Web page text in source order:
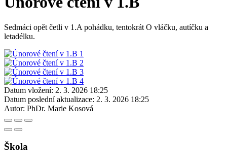
Sedmáci opět četli v 1.A pohádku, tentokrát O vláčku, autíčku a
letadélku.
Datum vložení: 2. 3. 2026 18:25
Datum poslední aktualizace: 2. 3. 2026 18:25
Autor: PhDr. Marie Kosová
Škola